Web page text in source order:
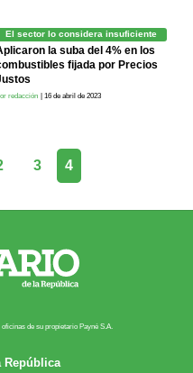
El sector lo considera insuficiente
la suba del 4% en los
fijada por Precios
redacción | 16 de abril de 2023
3 4
de su propietario Payn​é S.A.
República